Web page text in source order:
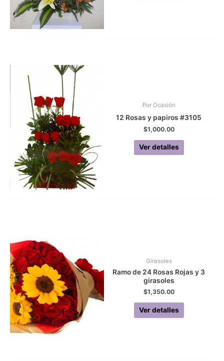
Por Ocasión
12 Rosas y papiros #3105
$1,000.00
Ver detalles
Girasoles
Ramo de 24 Rosas Rojas y 3
girasoles
$1,350.00
Ver detalles